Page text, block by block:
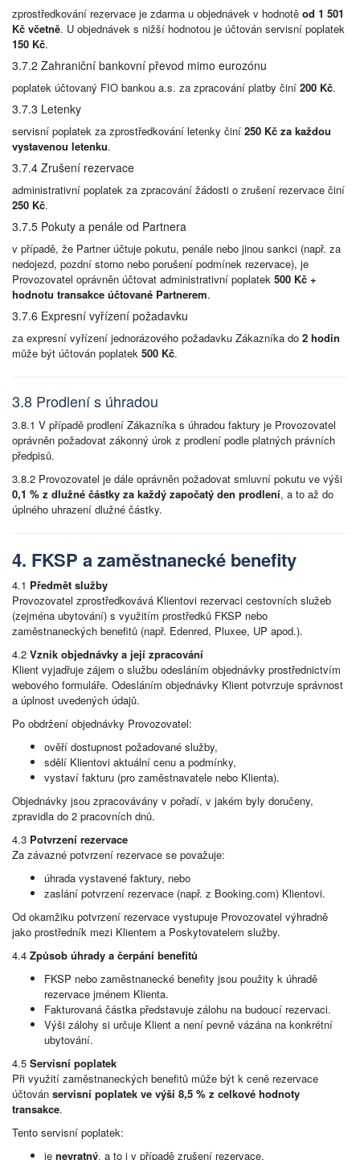
zprostředkování rezervace je zdarma u objednávek v hodnotě od 1 501
Kč včetně. U objednávek s nižší hodnotou je účtován servisní poplatek
150 Kč.
3.7.2 Zahraniční bankovní převod mimo eurozónu
poplatek účtovaný FIO bankou a.s. za zpracování platby činí 200 Kč.
3.7.3 Letenky
servisní poplatek za zprostředkování letenky činí 250 Kč za každou
vystavenou letenku.
3.7.4 Zrušení rezervace
administrativní poplatek za zpracování žádosti o zrušení rezervace činí
250 Kč.
3.7.5 Pokuty a penále od Partnera
v případě, že Partner účtuje pokutu, penále nebo jinou sankci (např. za
nedojezd, pozdní storno nebo porušení podmínek rezervace), je
Provozovatel oprávněn účtovat administrativní poplatek 500 Kč +
hodnotu transakce účtované Partnerem.
3.7.6 Expresní vyřízení požadavku
za expresní vyřízení jednorázového požadavku Zákazníka do 2 hodin
může být účtován poplatek 500 Kč.
3.8 Prodlení s úhradou
3.8.1 V případě prodlení Zákazníka s úhradou faktury je Provozovatel
oprávněn požadovat zákonný úrok z prodlení podle platných právních
předpisů.
3.8.2 Provozovatel je dále oprávněn požadovat smluvní pokutu ve výši
0,1 % z dlužné částky za každý započatý den prodlení, a to až do
úplného uhrazení dlužné částky.
4. FKSP a zaměstnanecké benefity
4.1 Předmět služby
Provozovatel zprostředkovává Klientovi rezervaci cestovních služeb
(zejména ubytování) s využitím prostředků FKSP nebo
zaměstnaneckých benefitů (např. Edenred, Pluxee, UP apod.).
4.2 Vznik objednávky a její zpracování
Klient vyjadřuje zájem o službu odesláním objednávky prostřednictvím
webového formuláře. Odesláním objednávky Klient potvrzuje správnost
a úplnost uvedených údajů.
Po obdržení objednávky Provozovatel:
ověří dostupnost požadované služby,
sdělí Klientovi aktuální cenu a podmínky,
vystaví fakturu (pro zaměstnavatele nebo Klienta).
Objednávky jsou zpracovávány v pořadí, v jakém byly doručeny,
zpravidla do 2 pracovních dnů.
4.3 Potvrzení rezervace
Za závazné potvrzení rezervace se považuje:
úhrada vystavené faktury, nebo
zaslání potvrzení rezervace (např. z Booking.com) Klientovi.
Od okamžiku potvrzení rezervace vystupuje Provozovatel výhradně
jako prostředník mezi Klientem a Poskytovatelem služby.
4.4 Způsob úhrady a čerpání benefitů
FKSP nebo zaměstnanecké benefity jsou použity k úhradě
rezervace jménem Klienta.
Fakturovaná částka představuje zálohu na budoucí rezervaci.
Výši zálohy si určuje Klient a není pevně vázána na konkrétní
ubytování.
4.5 Servisní poplatek
Při využití zaměstnaneckých benefitů může být k ceně rezervace
účtován servisní poplatek ve výši 8,5 % z celkové hodnoty
transakce.
Tento servisní poplatek:
je nevratný, a to i v případě zrušení rezervace,